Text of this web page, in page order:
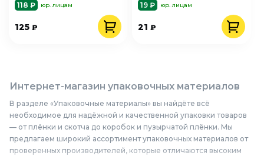
118 ₽
юр. лицам
125 ₽
19 ₽
юр. лицам
21₽
Интернет-магазин упаковочных материалов
В разделе «Упаковочные материалы» вы найдёте всё
необходимое для надёжной и качественной упаковки товаров
— от плёнки и скотча до коробок и пузырчатой плёнки. Мы
предлагаем широкий ассортимент упаковочных материалов от
проверенных производителей, которые отличаются высоким